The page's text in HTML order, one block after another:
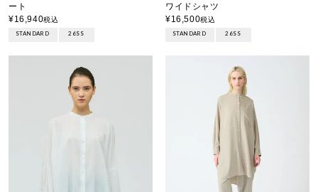
ート
¥16,940税込
STANDARD 26SS
ワイドシャツ
¥16,500税込
STANDARD 26SS